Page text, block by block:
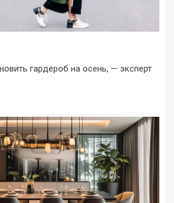
гардероб на осень, — эксперт